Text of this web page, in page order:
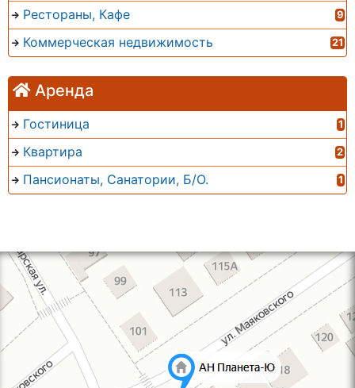
Рестораны, Кафе 9
Коммерческая недвижимость 21
Аренда
Гостиница 1
Квартира 2
Пансионаты, Санатории, Б/О. 1